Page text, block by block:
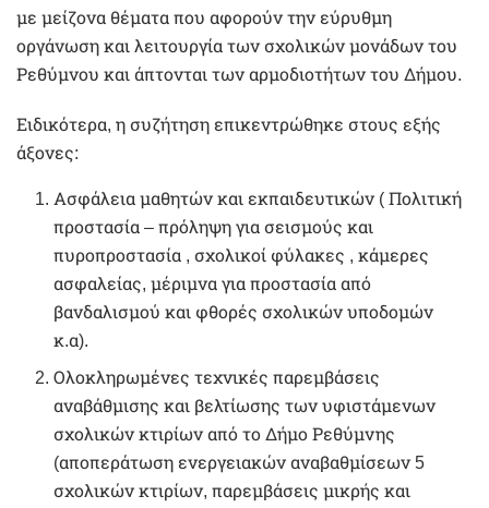
με μείζονα θέματα που αφορούν την εύρυθμη
οργάνωση και λειτουργία των σχολικών μονάδων του
Ρεθύμνου και άπτονται των αρμοδιοτήτων του Δήμου.
Ειδικότερα, η συζήτηση επικεντρώθηκε στους εξής
άξονες:
Ασφάλεια μαθητών και εκπαιδευτικών ( Πολιτική
προστασία – πρόληψη για σεισμούς και
πυροπροστασία , σχολικοί φύλακες , κάμερες
ασφαλείας, μέριμνα για προστασία από
βανδαλισμού και φθορές σχολικών υποδομών
κ.α).
Ολοκληρωμένες τεχνικές παρεμβάσεις
αναβάθμισης και βελτίωσης των υφιστάμενων
σχολικών κτιρίων από το Δήμο Ρεθύμνης
(αποπεράτωση ενεργειακών αναβαθμίσεων 5
σχολικών κτιρίων, παρεμβάσεις μικρής και